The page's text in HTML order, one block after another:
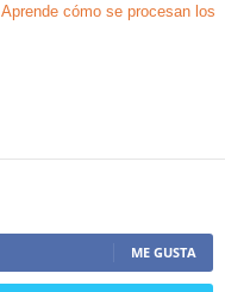
Aprende cómo se procesan los
ME GUSTA